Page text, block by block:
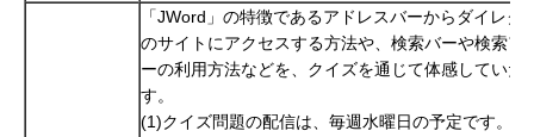
「JWord」の特徴であるアドレスバーからダイレク
のサイトにアクセスする方法や、検索バーや検索ア
ーの利用方法などを、クイズを通じて体感していた
す。
(1)クイズ問題の配信は、毎週水曜日の予定です。（